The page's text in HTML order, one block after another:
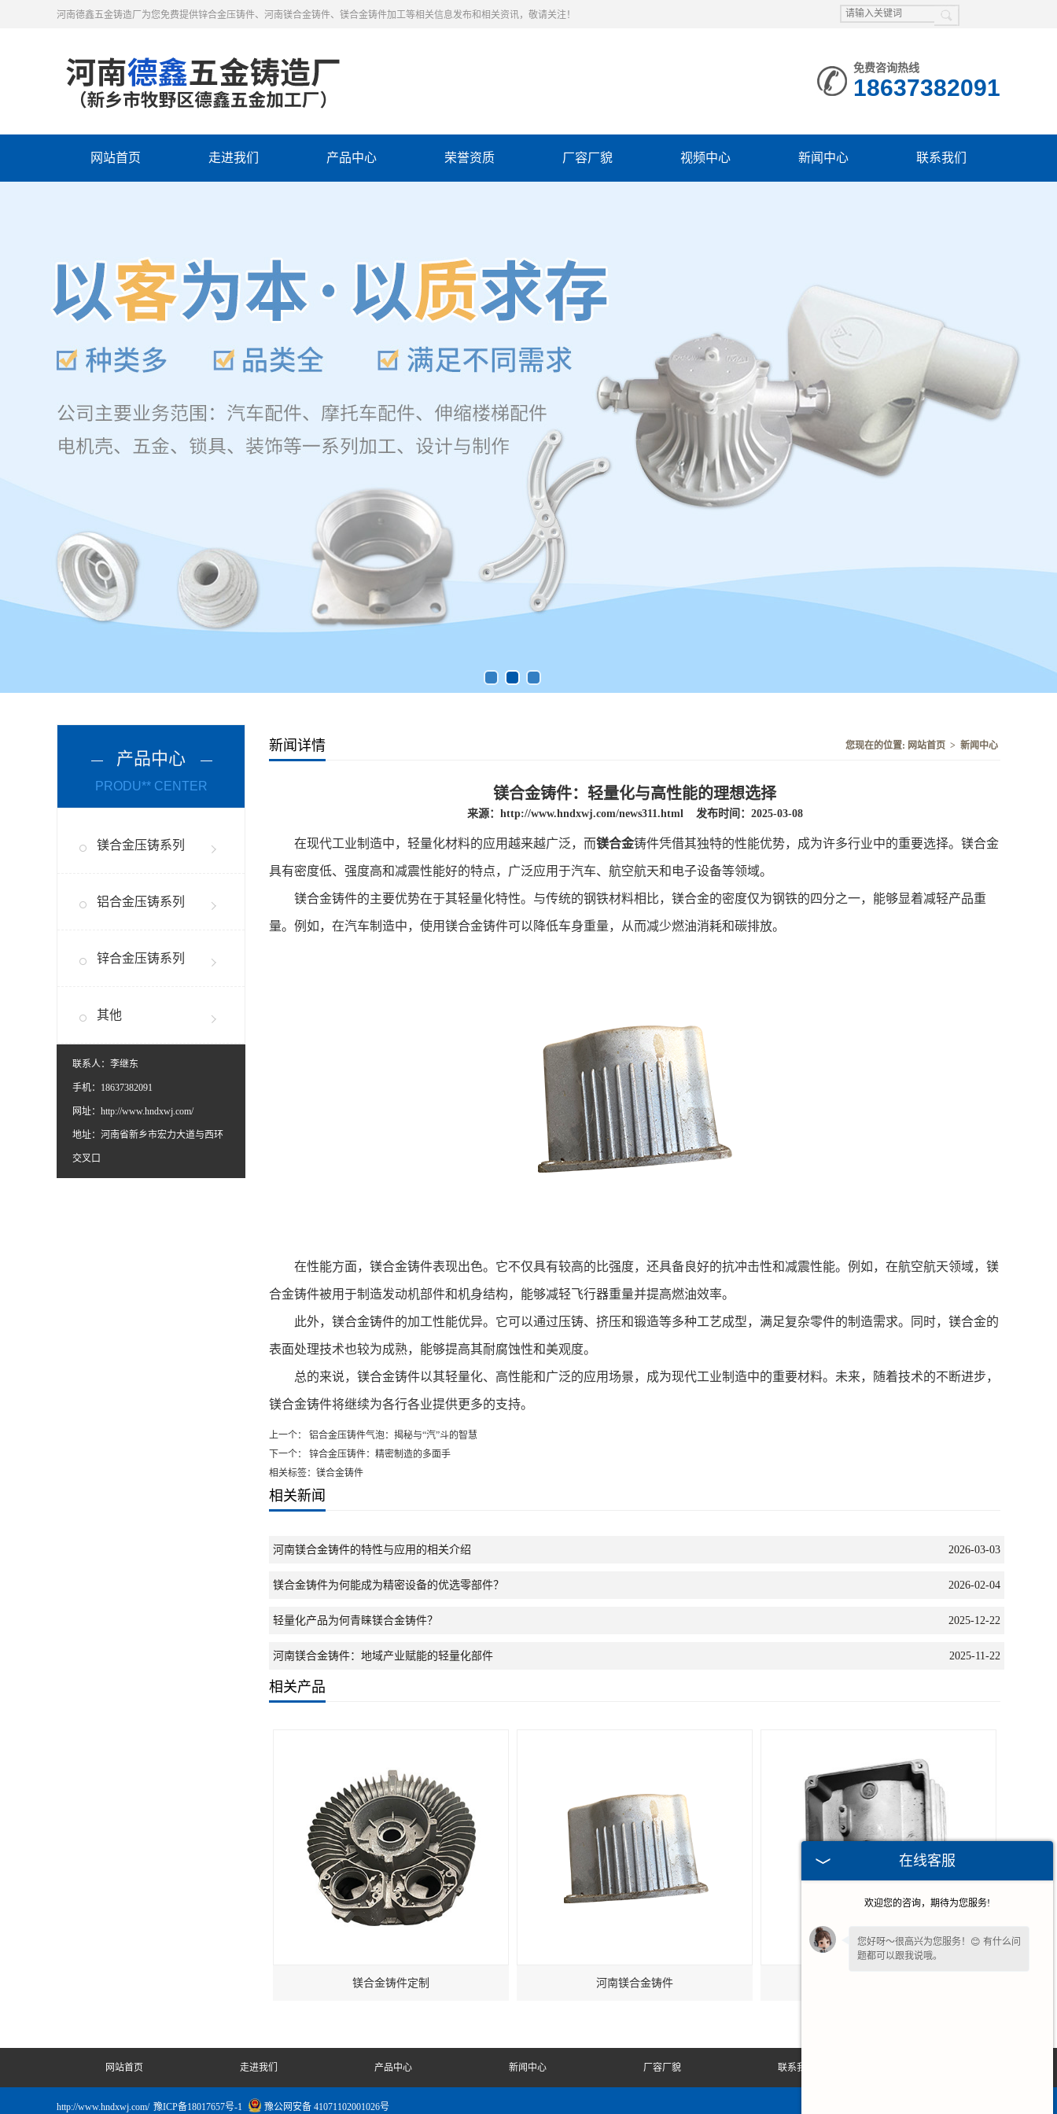
河南德鑫五金铸造厂为您免费提供锌合金压铸件、河南镁合金铸件、镁合金铸件加工等相关信息发布和相关资讯，敬请关注！
免费咨询热线
18637382091
网站首页 走进我们 产品中心 荣誉资质 厂容厂貌 视频中心 新闻中心 联系我们
产品中心
PRODU** CENTER
镁合金压铸系列
铝合金压铸系列
锌合金压铸系列
其他
联系人：李继东
手机：18637382091
网址： http://www.hndxwj.com/
地址：河南省新乡市宏力大道与西环
交叉口
新闻详情 您现在的位置: 网站首页 > 新闻中心
镁合金铸件：轻量化与高性能的理想选择
来源： http://www.hndxwj.com/news311.html 发布时间：2025-03-08
在现代工业制造中，轻量化材料的应用越来越广泛，而镁合金铸件凭借其独特的性能优势，成为许多行业中的重要选择。镁合金
具有密度低、强度高和减震性能好的特点，广泛应用于汽车、航空航天和电子设备等领域。
镁合金铸件的主要优势在于其轻量化特性。与传统的钢铁材料相比，镁合金的密度仅为钢铁的四分之一，能够显着减轻产品重
量。例如，在汽车制造中，使用镁合金铸件可以降低车身重量，从而减少燃油消耗和碳排放。
在性能方面，镁合金铸件表现出色。它不仅具有较高的比强度，还具备良好的抗冲击性和减震性能。例如，在航空航天领域，镁
合金铸件被用于制造发动机部件和机身结构，能够减轻飞行器重量并提高燃油效率。
此外，镁合金铸件的加工性能优异。它可以通过压铸、挤压和锻造等多种工艺成型，满足复杂零件的制造需求。同时，镁合金的
表面处理技术也较为成熟，能够提高其耐腐蚀性和美观度。
总的来说，镁合金铸件以其轻量化、高性能和广泛的应用场景，成为现代工业制造中的重要材料。未来，随着技术的不断进步，
镁合金铸件将继续为各行各业提供更多的支持。
上一个：
铝合金压铸件气泡：揭秘与“汽”斗的智慧
下一个：
锌合金压铸件：精密制造的多面手
相关标签：镁合金铸件
相关新闻
河南镁合金铸件的特性与应用的相关介绍 2026-03-03
镁合金铸件为何能成为精密设备的优选零部件？ 2026-02-04
轻量化产品为何青睐镁合金铸件？ 2025-12-22
河南镁合金铸件：地域产业赋能的轻量化部件 2025-11-22
相关产品
镁合金铸件定制 河南镁合金铸件
网站首页 走进我们 产品中心 新闻中心 厂容厂貌 联系我们
http://www.hndxwj.com/ 豫ICP备18017657号-1 豫公网安备 41071102001026号
在线客服
欢迎您的咨询，期待为您服务!
您好呀～很高兴为您服务！😊 有什么问
题都可以跟我说哦。